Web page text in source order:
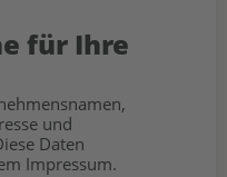
für Ihre
und
Daten
Impressum.